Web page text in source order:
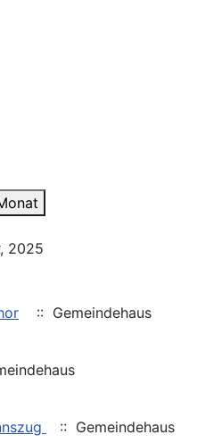
2025
:: Gemeindehaus
:: Gemeindehaus